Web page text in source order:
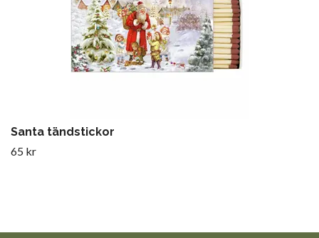
Santa tändstickor
65 kr